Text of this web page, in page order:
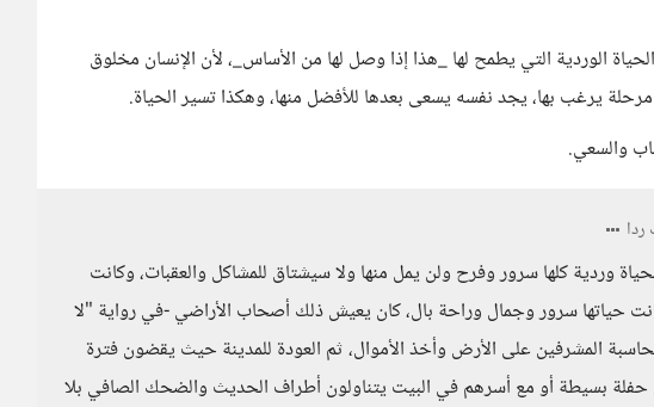
الوردية التي يطمح لها _هذا إذا وصل لها من الأساس_، لأن الإنسان مخلوق
يرغب بها، يجد نفسه يسعى بعدها للأفضل منها، وهكذا تسير الحياة.
والسعي.
وردية كلها سرور وفرح ولن يمل منها ولا سيشتاق للمشاكل والعقبات، وكانت
حياتها سرور وجمال وراحة بال، كان يعيش ذلك أصحاب الأراضي -في رواية "لا
المشرفين على الأرض وأخذ الأموال، ثم العودة للمدينة حيث يقضون فترة
حفلة بسيطة أو مع أسرهم في البيت يتناولون أطراف الحديث والضحك الصافي بلا